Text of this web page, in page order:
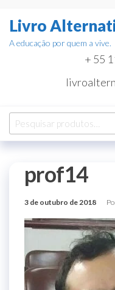
paraLivro
A educação por quem a vive.
+ 55
Pesquisar
por:
prof14
3 de outubro de 2018